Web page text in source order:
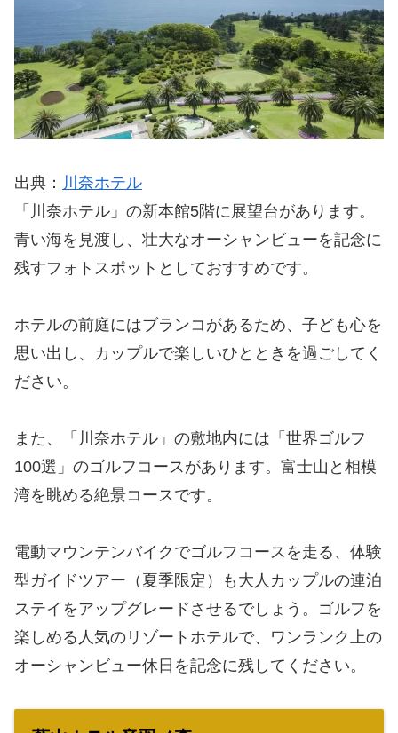
出典： 川奈ホテル
「川奈ホテル」の新本館5階に展望台があります。
青い海を見渡し、壮大なオーシャンビューを記念に
残すフォトスポットとしておすすめです。
ホテルの前庭にはブランコがあるため、子ども心を
思い出し、カップルで楽しいひとときを過ごしてく
ださい。
また、「川奈ホテル」の敷地内には「世界ゴルフ
100選」のゴルフコースがあります。富士山と相模
湾を眺める絶景コースです。
電動マウンテンバイクでゴルフコースを走る、体験
型ガイドツアー（夏季限定）も大人カップルの連泊
ステイをアップグレードさせるでしょう。ゴルフを
楽しめる人気のリゾートホテルで、ワンランク上の
オーシャンビュー休日を記念に残してください。